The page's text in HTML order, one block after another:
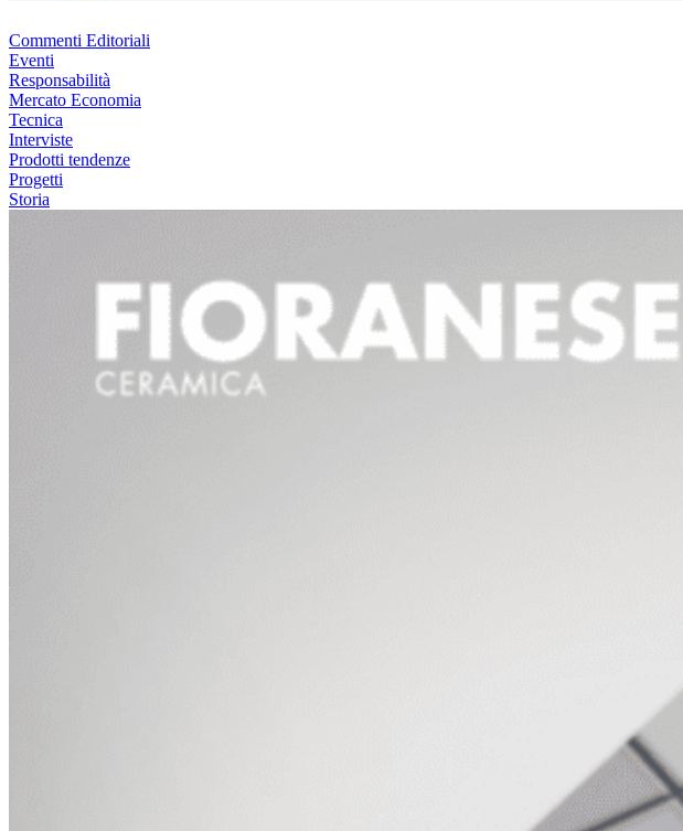
Commenti Editoriali
Eventi
Responsabilità
Mercato Economia
Tecnica
Interviste
Prodotti tendenze
Progetti
Storia